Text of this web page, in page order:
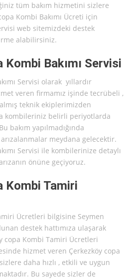
tüm bakım hizmetini sizlere
Kombi Bakımı Ücreti için
web sitemizdeki destek
alabilirsiniz.
Bakımı Servisi
Servisi olarak yıllardır
veren firmamız işinde tecrübeli ,
teknik ekiplerimizden
kombileriniz belirli periyotlarda
bakım yapılmadığında
meydana gelecektir.
Servisi ile kombilerinize detaylı
önüne geçiyoruz.
Kombi Tamiri
Ücretleri bilgisine Seymen
destek hattımıza ulaşarak
copa Kombi Tamiri Ücretleri
hizmet veren Çerkezköy copa
daha hızlı , etkili ve uygun
Bu sayede sizler de